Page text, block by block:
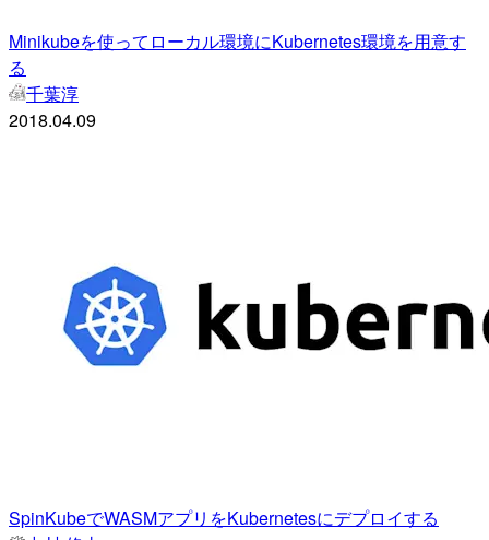
Minikubeを使ってローカル環境にKubernetes環境を用意す
る
千葉淳
2018.04.09
SpinKubeでWASMアプリをKubernetesにデプロイする